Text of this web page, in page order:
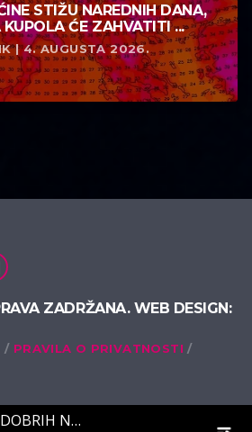
STIŽU NAREDNIH DANA,
ĆE ZAHVATITI ...
| 4. AUGUSTA 2026.
ZADRŽANA. WEB DESIGN:
PRAVILA O PRIVATNOSTI
NOTA]